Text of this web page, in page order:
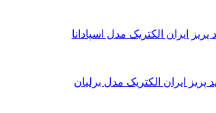
پریز ایران الکتریک مدل اسپادانا
پریز ایران الکتریک مدل برلیان